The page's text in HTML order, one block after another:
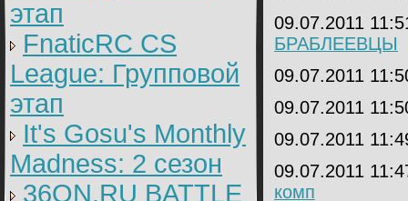
этап
FnaticRC CS
League: Групповой
этап
It's Gosu's Monthly
Madness: 2 сезон
36ON.RU BATTLE
09.07.2011
БРАБЛЕЕВЦЫ
09.07.2011
09.07.2011
09.07.2011
09.07.2011
комп